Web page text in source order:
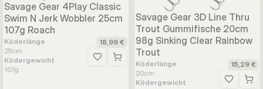
Savage Gear 4Play Classic
Swim N Jerk Wobbler 25cm
107g Roach
Köderlänge
25cm
Ködergewicht
107g
18,99 €
Zur Wunschliste hinzufügen
Savage Gear 3D Line Thru
Trout Gummifische 20cm
98g Sinking Clear Rainbow
Trout
Köderlänge
20cm
Ködergewicht
15,29 €
Zur